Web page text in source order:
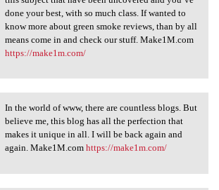
done your best, with so much class. If wanted to
know more about green smoke reviews, than by all
means come in and check our stuff. Make1M.com
https://make1m.com/
the world of www, there
In the world of www, there are countless blogs. But
believe me, this blog has all the perfection that
makes it unique in all. I will be back again and
again. Make1M.com https://make1m.com/